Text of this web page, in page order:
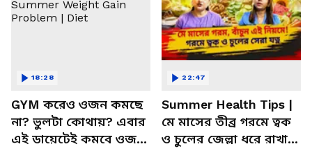
GYM করেও ওজন কমছে
না? ভুলটা কোথায়? এবার
এই ডায়েটেই কমবে ওজন!
18:28
Summer Health Tips |
মে মাসের তীব্র গরমে ত্বক
ও চুলের জেল্লা ধরে রাখার
22:47